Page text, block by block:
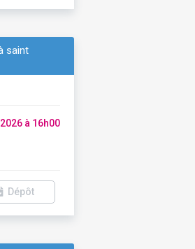
saint
à 16h00
Dépôt